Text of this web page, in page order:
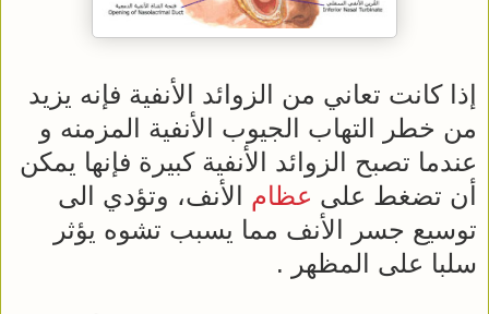
إذا كانت تعاني من الزوائد الأنفية فإنه يزيد
من خطر التهاب الجيوب الأنفية المزمنه و
عندما تصبح الزوائد الأنفية كبيرة فإنها يمكن
أن تضغط على عظام الأنف، وتؤدي الى
توسيع جسر الأنف مما يسبب تشوه يؤثر
سلبا على المظهر .